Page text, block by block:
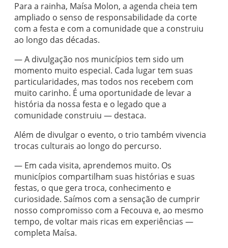
Para a rainha, Maísa Molon, a agenda cheia tem
ampliado o senso de responsabilidade da corte
com a festa e com a comunidade que a construiu
ao longo das décadas.
— A divulgação nos municípios tem sido um
momento muito especial. Cada lugar tem suas
particularidades, mas todos nos recebem com
muito carinho. É uma oportunidade de levar a
história da nossa festa e o legado que a
comunidade construiu — destaca.
Além de divulgar o evento, o trio também vivencia
trocas culturais ao longo do percurso.
— Em cada visita, aprendemos muito. Os
municípios compartilham suas histórias e suas
festas, o que gera troca, conhecimento e
curiosidade. Saímos com a sensação de cumprir
nosso compromisso com a Fecouva e, ao mesmo
tempo, de voltar mais ricas em experiências —
completa Maísa.